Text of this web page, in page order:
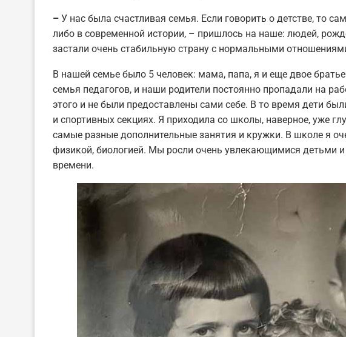
– У нас была счастливая семья. Если говорить о детстве, то
либо в современной истории, – пришлось на наше: людей,
застали очень стабильную страну с нормальными
В нашей семье было 5 человек: мама, папа, я и еще двое
семья педагогов, и наши родители постоянно пропадали на
этого и не были предоставлены сами себе. В то время дети
и спортивных секциях. Я приходила со школы, наверное, уже
самые разные дополнительные занятия и кружки. В школе я
физикой, биологией. Мы росли очень увлекающимися детьми и
времени.